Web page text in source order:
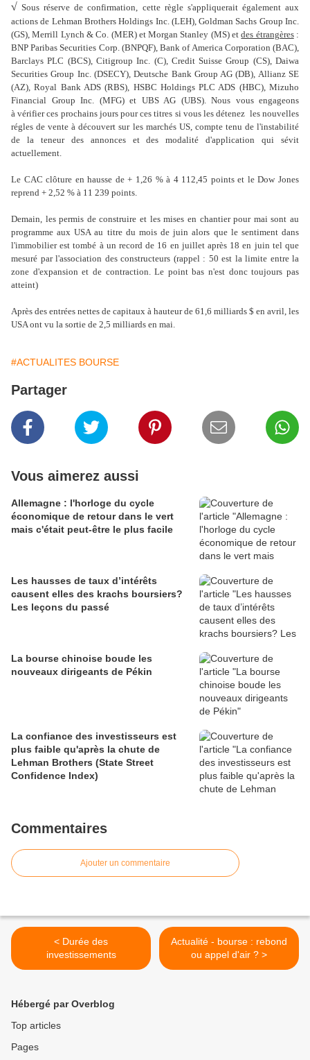
√ Sous réserve de confirmation, cette règle s'appliquerait également aux
actions de Lehman Brothers Holdings Inc. (LEH), Goldman Sachs Group Inc.
(GS), Merrill Lynch & Co. (MER) et Morgan Stanley (MS) etdes étrangères:
BNP Paribas Securities Corp. (BNPQF), Bank of America Corporation (BAC),
Barclays PLC (BCS), Citigroup Inc. (C), Credit Suisse Group (CS), Daiwa
Securities Group Inc. (DSECY), Deutsche Bank Group AG (DB), Allianz SE
(AZ), Royal Bank ADS (RBS), HSBC Holdings PLC ADS (HBC), Mizuho
Financial Group Inc. (MFG) et UBS AG (UBS). Nous vous engageons
à vérifier ces prochains jours pour ces titres si vous les détenez les nouvelles
régles de vente à découvert sur les marchés US, compte tenu de l'instabilité
de la teneur des annonces et des modalité d'application qui sévit
actuellement.
Le CAC clôture en hausse de + 1,26 % à 4 112,45 points et le Dow Jones
reprend + 2,52 % à 11 239 points.
Demain, les permis de construire et les mises en chantier pour mai sont au
programme aux USA au titre du mois de juin alors que le sentiment dans
l'immobilier est tombé à un record de 16 en juillet après 18 en juin tel que
mesuré par l'association des constructeurs (rappel : 50 est la limite entre la
zone d'expansion et de contraction. Le point bas n'est donc toujours pas
atteint)
Après des entrées nettes de capitaux à hauteur de 61,6 milliards $ en avril, les
USA ont vu la sortie de 2,5 milliards en mai.
#ACTUALITES BOURSE
Partager
Vous aimerez aussi
Allemagne : l'horloge du cycle
économique de retour dans le vert
mais c'était peut-être le plus facile
Les hausses de taux d’intérêts
causent elles des krachs boursiers?
Les leçons du passé
La bourse chinoise boude les
nouveaux dirigeants de Pékin
La confiance des investisseurs est
plus faible qu'après la chute de
Lehman Brothers (State Street
Confidence Index)
Commentaires
Ajouter un commentaire
< Durée des
investissements
Actualité - bourse : rebond
ou appel d'air ? >
Hébergé par Overblog
Top articles
Pages